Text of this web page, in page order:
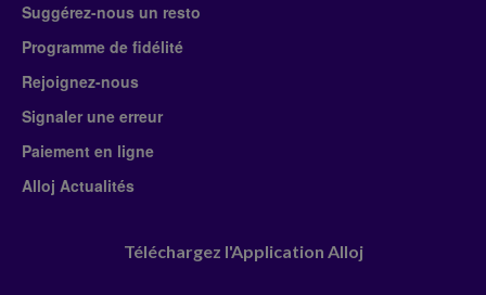
Suggérez-nous un resto
Programme de fidélité
Rejoignez-nous
Signaler une erreur
Paiement en ligne
Alloj Actualités
Téléchargez l'Application Alloj